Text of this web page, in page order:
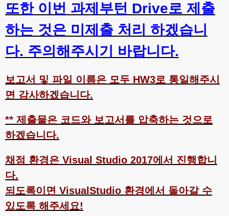
또한 이번 과제부턴 Drive로 제출
하는 것은 미제출 처리 하겠습니
다. 주의해주시기 바랍니다.
보고서 및 파일 이름은 모두 HW3로 통일해주시
면 감사하겠습니다.
** 제출물은 코드와 보고서를 압축하는 것으로
하겠습니다.
채점 환경은 Visual Studio 2017에서 진행합니
다.
되도록이면 VisualStudio 환경에서 돌아갈 수
있도록 해주세요!